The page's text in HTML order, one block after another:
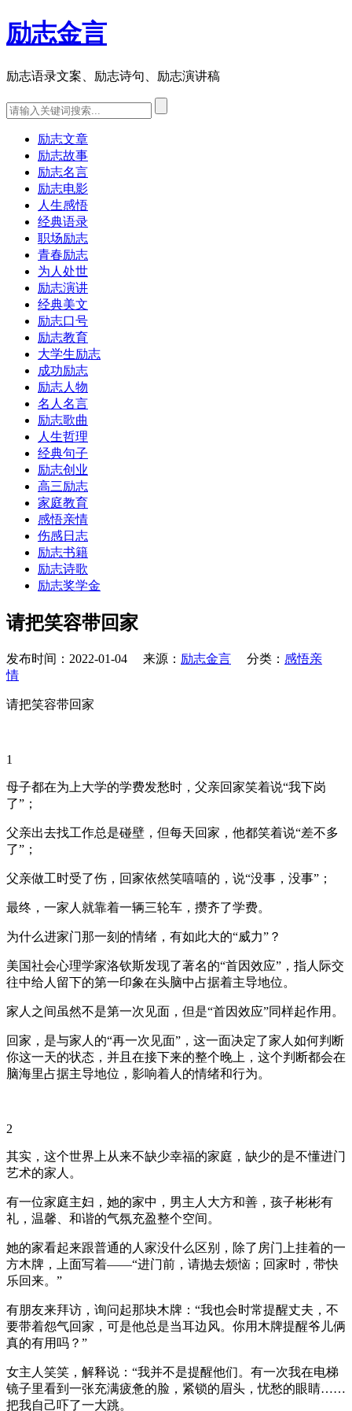
励志金言
励志语录文案、励志诗句、励志演讲稿
励志文章
励志故事
励志名言
励志电影
人生感悟
经典语录
职场励志
青春励志
为人处世
励志演讲
经典美文
励志口号
励志教育
大学生励志
成功励志
励志人物
名人名言
励志歌曲
人生哲理
经典句子
励志创业
高三励志
家庭教育
感悟亲情
伤感日志
励志书籍
励志诗歌
励志奖学金
请把笑容带回家
发布时间：2022-01-04 来源： 励志金言 分类： 感悟亲
情
请把笑容带回家
1
母子都在为上大学的学费发愁时，父亲回家笑着说“我下岗
了”；
父亲出去找工作总是碰壁，但每天回家，他都笑着说“差不多
了”；
父亲做工时受了伤，回家依然笑嘻嘻的，说“没事，没事”；
最终，一家人就靠着一辆三轮车，攒齐了学费。
为什么进家门那一刻的情绪，有如此大的“威力”？
美国社会心理学家洛钦斯发现了著名的“首因效应”，指人际交
往中给人留下的第一印象在头脑中占据着主导地位。
家人之间虽然不是第一次见面，但是“首因效应”同样起作用。
回家，是与家人的“再一次见面”，这一面决定了家人如何判断
你这一天的状态，并且在接下来的整个晚上，这个判断都会在
脑海里占据主导地位，影响着人的情绪和行为。
2
其实，这个世界上从来不缺少幸福的家庭，缺少的是不懂进门
艺术的家人。
有一位家庭主妇，她的家中，男主人大方和善，孩子彬彬有
礼，温馨、和谐的气氛充盈整个空间。
她的家看起来跟普通的人家没什么区别，除了房门上挂着的一
方木牌，上面写着——“进门前，请抛去烦恼；回家时，带快
乐回来。”
有朋友来拜访，询问起那块木牌：“我也会时常提醒丈夫，不
要带着怨气回家，可是他总是当耳边风。你用木牌提醒爷儿俩
真的有用吗？”
女主人笑笑，解释说：“我并不是提醒他们。有一次我在电梯
镜子里看到一张充满疲惫的脸，紧锁的眉头，忧愁的眼睛……
把我自己吓了一大跳。